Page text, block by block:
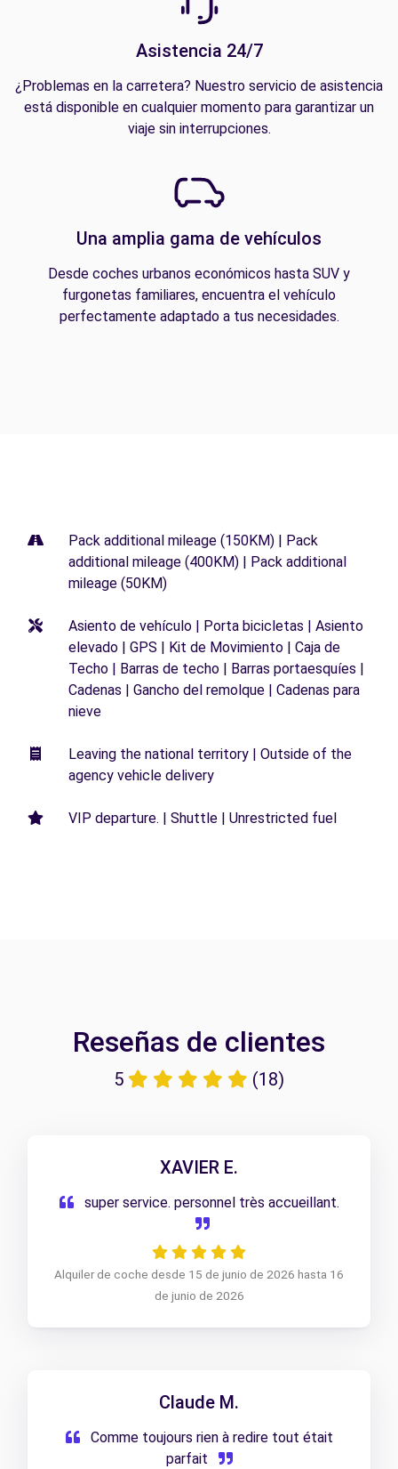
Asistencia 24/7
¿Problemas en la carretera? Nuestro servicio de asistencia
está disponible en cualquier momento para garantizar un
viaje sin interrupciones.
Una amplia gama de vehículos
Desde coches urbanos económicos hasta SUV y
furgonetas familiares, encuentra el vehículo
perfectamente adaptado a tus necesidades.
Pack additional mileage (150KM) | Pack
additional mileage (400KM) | Pack additional
mileage (50KM)
Asiento de vehículo | Porta bicicletas | Asiento
elevado | GPS | Kit de Movimiento | Caja de
Techo | Barras de techo | Barras portaesquíes |
Cadenas | Gancho del remolque | Cadenas para
nieve
Leaving the national territory | Outside of the
agency vehicle delivery
VIP departure. | Shuttle | Unrestricted fuel
Reseñas de clientes
5 (18)
XAVIER E.
Alquiler de coche desde 15 de junio de 2026 hasta 16
de junio de 2026
Claude M.
Comme toujours rien à redire tout était
parfait